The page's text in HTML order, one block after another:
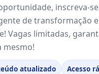
inscreva-
de transformação
Vagas limitadas,
mesmo!
atualizado
Acesso